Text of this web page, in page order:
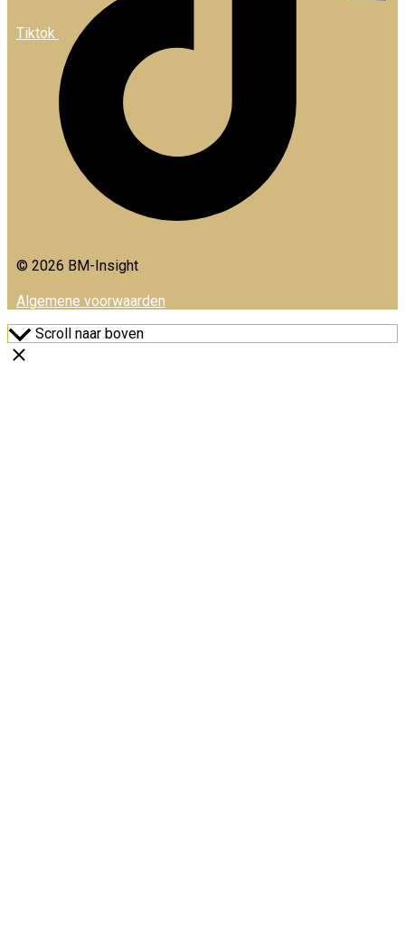
Tiktok
© 2026 BM-Insight
Algemene voorwaarden
Scroll naar boven